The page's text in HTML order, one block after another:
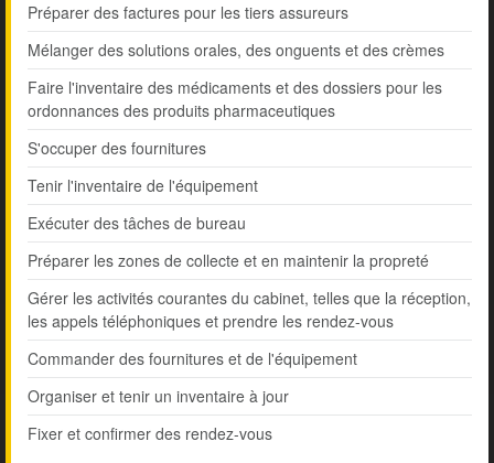
Préparer des factures pour les tiers assureurs
Mélanger des solutions orales, des onguents et des crèmes
Faire l'inventaire des médicaments et des dossiers pour les
ordonnances des produits pharmaceutiques
S'occuper des fournitures
Tenir l'inventaire de l'équipement
Exécuter des tâches de bureau
Préparer les zones de collecte et en maintenir la propreté
Gérer les activités courantes du cabinet, telles que la réception,
les appels téléphoniques et prendre les rendez-vous
Commander des fournitures et de l'équipement
Organiser et tenir un inventaire à jour
Fixer et confirmer des rendez-vous